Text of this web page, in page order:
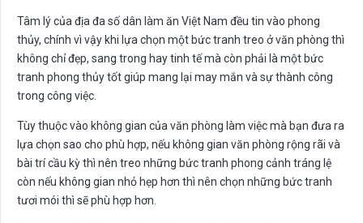
Tâm lý của địa đa số dân làm ăn Việt Nam đều tin vào phong
thủy, chính vì vậy khi lựa chọn một bức tranh treo ở văn phòng thì
không chỉ đẹp, sang trong hay tinh tế mà còn phải là một bức
tranh phong thủy tốt giúp mang lại may mắn và sự thành công
trong công việc.
Tùy thuộc vào không gian của văn phòng làm việc mà bạn đưa ra
lựa chọn sao cho phù hợp, nếu không gian văn phòng rộng rãi và
bài trí cầu kỳ thì nên treo những bức tranh phong cảnh tráng lệ
còn nếu không gian nhỏ hẹp hơn thì nên chọn những bức tranh
tươi mói thì sẽ phù hợp hơn.